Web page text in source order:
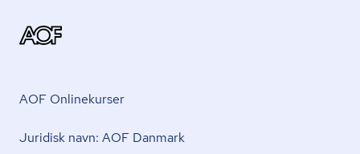
AOF Onlinekurser
Juridisk navn: AOF Danmark